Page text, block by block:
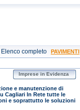
Elenco completo PAVIMENTI
Imprese in Evidenza
e manutenzione di
Cagliari In Rete tutte le
e soprattutto le soluzioni